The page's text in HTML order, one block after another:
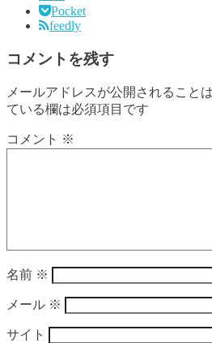
Pocket
feedly
コメントを残す
メールアドレスが公開されること
ている欄は必須項目です
コメント ※
名前 ※
メール ※
サイト